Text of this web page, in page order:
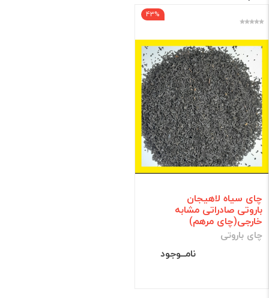
فیلتر براساس قیمت :
قیمت:
فیلتر
43%
چای سیاه لاهیجان
باروتی صادراتی مشابه
خارجی(چای مرهم)
چای باروتی
نامــوجود